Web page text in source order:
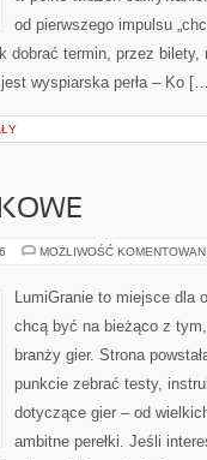
od pierwszego impulsu
dobrać termin, przez bilety,
wyspiarska perła – Ko
MOŻLIWOŚĆ
LumiGranie to miejsce dla
chcą być na bieżąco z
branży gier. Strona
punkcie zebrać testy,
dotyczące gier – od
ambitne perełki. Jeśli